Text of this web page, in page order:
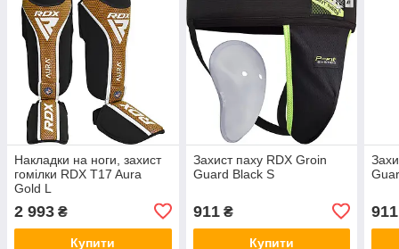
Накладки на ноги, захист
гомілки RDX T17 Aura
Gold L
2 993 ₴
Купити
Захист паху RDX Groin
Guard Black S
911₴
Купити
911